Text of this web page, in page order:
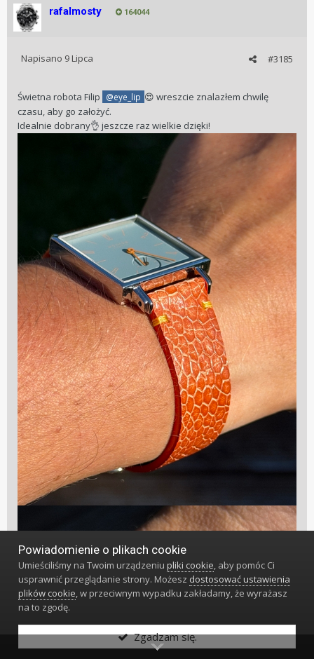
rafalmosty 164044
#3185
Napisano 9 Lipca
Świetna robota Filip @eye_lip 😍 wreszcie znalazłem chwilę
czasu, aby go założyć.
Idealnie dobrany👌 jeszcze raz wielkie dzięki!
Powiadomienie o plikach cookie
Umieściliśmy na Twoim urządzeniupliki cookie, aby pomóc Ci
usprawnić przeglądanie strony. Możesz dostosować ustawienia
plików cookie, w przeciwnym wypadku zakładamy, że wyrażasz
na to zgodę.
Zgadzam się.